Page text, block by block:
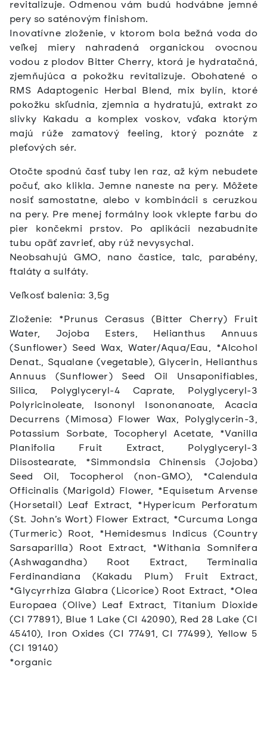
revitalizuje. Odmenou vám budú hodvábne jemné
pery so saténovým finishom.
Inovatívne zloženie, v ktorom bola bežná voda do
veľkej miery nahradená organickou ovocnou
vodou z plodov Bitter Cherry, ktorá je hydratačná,
zjemňujúca a pokožku revitalizuje. Obohatené o
RMS Adaptogenic Herbal Blend, mix bylín, ktoré
pokožku skľudnia, zjemnia a hydratujú, extrakt zo
slivky Kakadu a komplex voskov, vďaka ktorým
majú rúže zamatový feeling, ktorý poznáte z
pleťových sér.
Otočte spodnú časť tuby len raz, až kým nebudete
počuť, ako klikla. Jemne naneste na pery. Môžete
nosiť samostatne, alebo v kombinácii s ceruzkou
na pery. Pre menej formálny look vklepte farbu do
pier končekmi prstov. Po aplikácii nezabudnite
tubu opäť zavrieť, aby rúž nevysychal.
Neobsahujú GMO, nano častice, talc, parabény,
ftaláty a sulfáty.
Veľkosť balenia: 3,5g
Zloženie: *Prunus Cerasus (Bitter Cherry) Fruit
Water, Jojoba Esters, Helianthus Annuus
(Sunflower) Seed Wax, Water/Aqua/Eau, *Alcohol
Denat., Squalane (vegetable), Glycerin, Helianthus
Annuus (Sunflower) Seed Oil Unsaponifiables,
Silica, Polyglyceryl-4 Caprate, Polyglyceryl-3
Polyricinoleate, Isononyl Isononanoate, Acacia
Decurrens (Mimosa) Flower Wax, Polyglycerin-3,
Potassium Sorbate, Tocopheryl Acetate, *Vanilla
Planifolia Fruit Extract, Polyglyceryl-3
Diisostearate, *Simmondsia Chinensis (Jojoba)
Seed Oil, Tocopherol (non-GMO), *Calendula
Officinalis (Marigold) Flower, *Equisetum Arvense
(Horsetail) Leaf Extract, *Hypericum Perforatum
(St. John’s Wort) Flower Extract, *Curcuma Longa
(Turmeric) Root, *Hemidesmus Indicus (Country
Sarsaparilla) Root Extract, *Withania Somnifera
(Ashwagandha) Root Extract, Terminalia
Ferdinandiana (Kakadu Plum) Fruit Extract,
*Glycyrrhiza Glabra (Licorice) Root Extract, *Olea
Europaea (Olive) Leaf Extract, Titanium Dioxide
(CI 77891), Blue 1 Lake (CI 42090), Red 28 Lake (CI
45410), Iron Oxides (CI 77491, CI 77499), Yellow 5
(CI 19140)
*organic